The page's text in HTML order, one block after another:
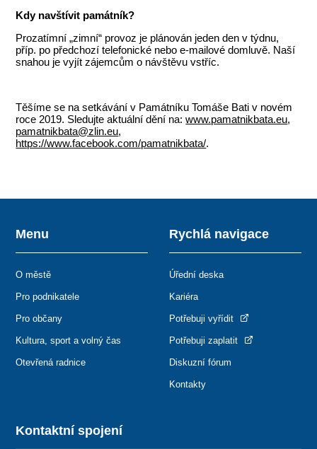
Kdy navštívit památník?
Prozatímní „zimní“ provoz je plánován jeden den v týdnu,
příp. po předchozí telefonické nebo e-mailové domluvě. Naší
snahou je vyjít zájemcům o návštěvu vstříc.
Těšíme se na setkávání v Památníku Tomáše Bati v novém
roce 2019. Sledujte aktuální dění na:www.pamatnikbata.eu,
pamatnikbata@zlin.eu,
https://www.facebook.com/pamatnikbata/.
Kontaktní spojení
Menu
O městě
Pro podnikatele
Pro občany
Kultura, sport a volný čas
Otevřená radnice
Rychlá navigace
Úřední deska
Kariéra
Potřebuji vyřídit
Potřebuji zaplatit
Diskuzní fórum
Kontakty